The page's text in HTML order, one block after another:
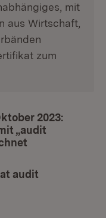
mit
aus Wirtschaft,
zum
2023:
„audit
audit